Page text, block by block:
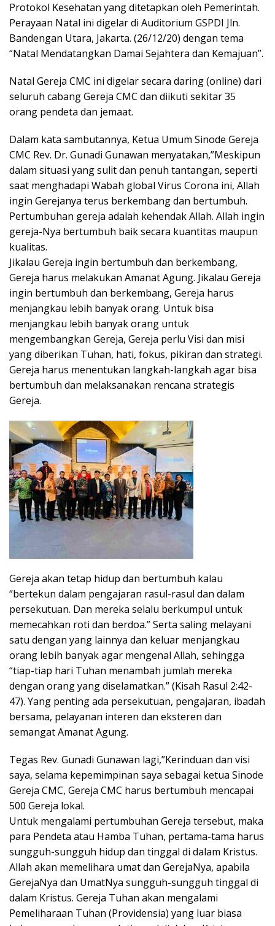
Protokol Kesehatan yang ditetapkan oleh Pemerintah.
Perayaan Natal ini digelar di Auditorium GSPDI Jln.
Bandengan Utara, Jakarta. (26/12/20) dengan tema
“Natal Mendatangkan Damai Sejahtera dan Kemajuan”.
Natal Gereja CMC ini digelar secara daring (online) dari
seluruh cabang Gereja CMC dan diikuti sekitar 35
orang pendeta dan jemaat.
Dalam kata sambutannya, Ketua Umum Sinode Gereja
CMC Rev. Dr. Gunadi Gunawan menyatakan,”Meskipun
dalam situasi yang sulit dan penuh tantangan, seperti
saat menghadapi Wabah global Virus Corona ini, Allah
ingin Gerejanya terus berkembang dan bertumbuh.
Pertumbuhan gereja adalah kehendak Allah. Allah ingin
gereja-Nya bertumbuh baik secara kuantitas maupun
kualitas.
Jikalau Gereja ingin bertumbuh dan berkembang,
Gereja harus melakukan Amanat Agung. Jikalau Gereja
ingin bertumbuh dan berkembang, Gereja harus
menjangkau lebih banyak orang. Untuk bisa
menjangkau lebih banyak orang untuk
mengembangkan Gereja, Gereja perlu Visi dan misi
yang diberikan Tuhan, hati, fokus, pikiran dan strategi.
Gereja harus menentukan langkah-langkah agar bisa
bertumbuh dan melaksanakan rencana strategis
Gereja.
Gereja akan tetap hidup dan bertumbuh kalau
“bertekun dalam pengajaran rasul-rasul dan dalam
persekutuan. Dan mereka selalu berkumpul untuk
memecahkan roti dan berdoa.” Serta saling melayani
satu dengan yang lainnya dan keluar menjangkau
orang lebih banyak agar mengenal Allah, sehingga
“tiap-tiap hari Tuhan menambah jumlah mereka
dengan orang yang diselamatkan.” (Kisah Rasul 2:42-
47). Yang penting ada persekutuan, pengajaran, ibadah
bersama, pelayanan interen dan eksteren dan
semangat Amanat Agung.
Tegas Rev. Gunadi Gunawan lagi,”Kerinduan dan visi
saya, selama kepemimpinan saya sebagai ketua Sinode
Gereja CMC, Gereja CMC harus bertumbuh mencapai
500 Gereja lokal.
Untuk mengalami pertumbuhan Gereja tersebut, maka
para Pendeta atau Hamba Tuhan, pertama-tama harus
sungguh-sungguh hidup dan tinggal di dalam Kristus.
Allah akan memelihara umat dan GerejaNya, apabila
GerejaNya dan UmatNya sungguh-sungguh tinggal di
dalam Kristus. Gereja Tuhan akan mengalami
Pemeliharaan Tuhan (Providensia) yang luar biasa